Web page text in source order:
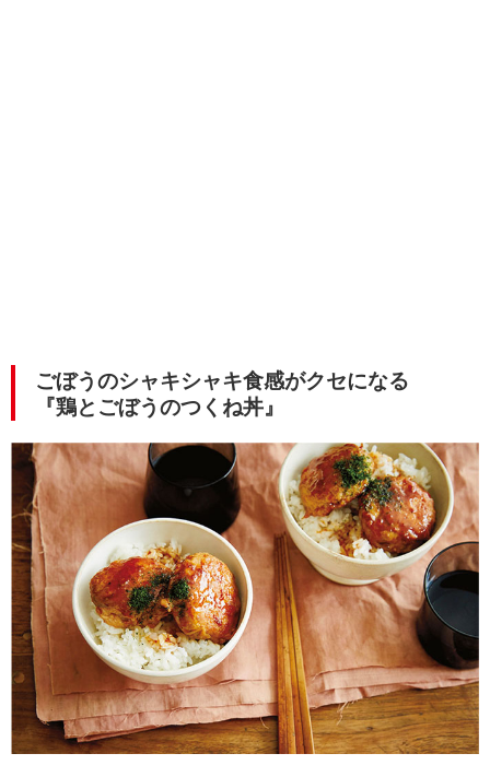
ごぼうのシャキシャキ食感がクセになる
『鶏とごぼうのつくね丼』